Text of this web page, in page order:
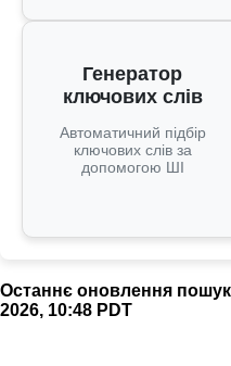
Генератор
ключових слів
Автоматичний підбір
ключових слів за
допомогою ШІ
Останнє оновлення
2026, 10:48 PDT